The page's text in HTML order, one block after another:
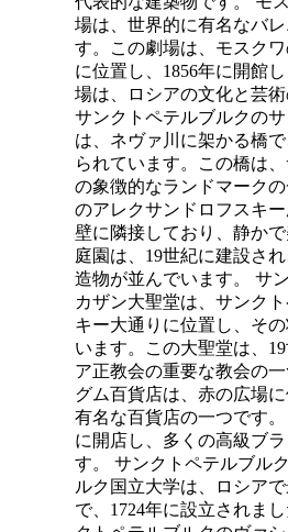
場は、世界的に有名なバ
す。この劇場は、モスク
に位置し、1856年に開館
場は、ロシアの文化と芸術
サンクトペテルブルクの
は、ネヴァ川に架かる橋
られています。この橋は
の象徴的なランドマーク
のアレクサンドロフスキ
壁に隣接しており、静か
庭園は、19世紀に建設さ
造物が並んでいます。 サ
カザン大聖堂は、サンク
キー大通りに位置し、そ
います。この大聖堂は、
ア正教会の重要な教会の
グム百貨店は、赤の広場
有名な百貨店の一つです
に開店し、多くの高級ブ
す。 サンクトペテルブル
ルク国立大学は、ロシア
で、1724年に設立されま